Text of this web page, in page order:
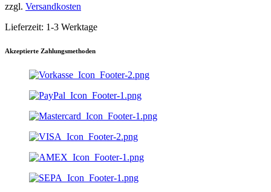
der
gewählt
auf.
Optionen
auf
Produktseite
werden
zzgl. Versandkosten
Lieferzeit: 1-3 Werktage
Akzeptierte Zahlungsmethoden